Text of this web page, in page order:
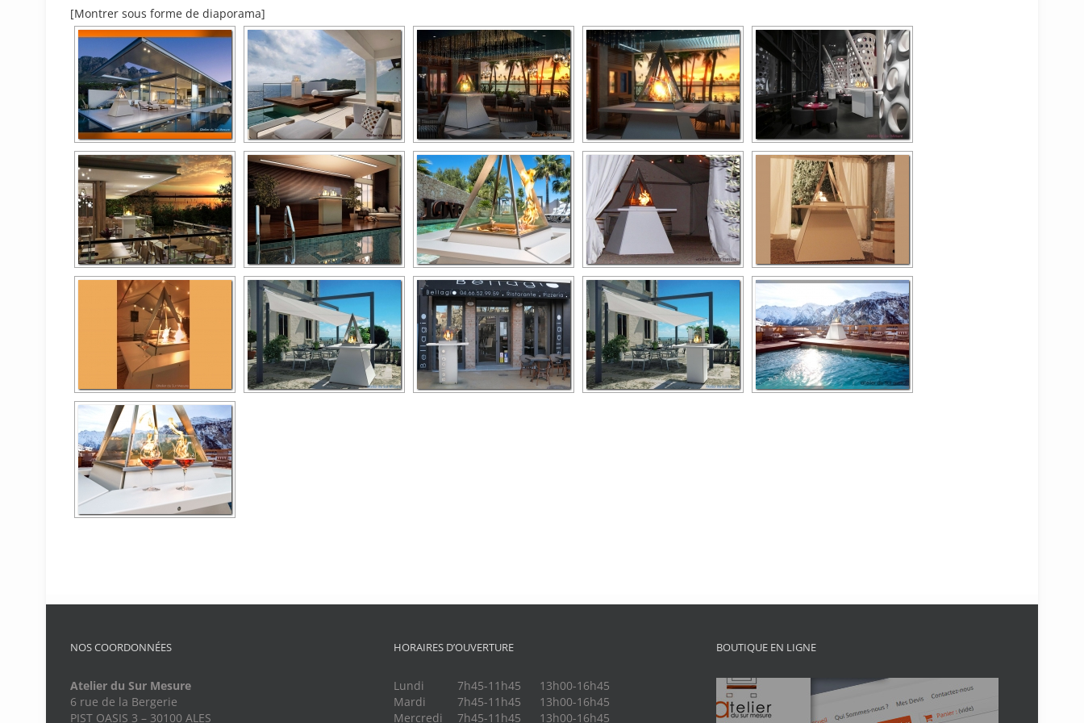
[Montrer sous forme de diaporama]
NOS COORDONNÉES
Atelier du Sur Mesure
6 rue de la Bergerie
PIST OASIS 3 – 30100 ALES
HORAIRES D’OUVERTURE
Lundi 7h45-11h45
13h00-16h45
Mardi
7h45-11h45
13h00-16h45
Mercredi
7h45-11h45 13h00-16h45
BOUTIQUE EN LIGNE